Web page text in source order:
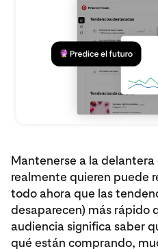
Mantenerse a la
realmente quieren puede
todo ahora que las
desaparecen) más rápido
audiencia significa saber
qué están comprando,